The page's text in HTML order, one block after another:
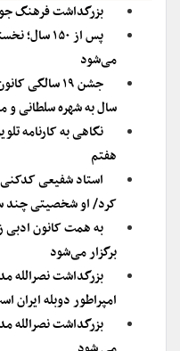
بزرگداشت فرهنگ
پس از ۱۵۰
می‌شود
جشن ۱۹
سال به شهره سلطانی و
نگاهی به کارنامه
هفتم
استاد شفیعی
کرد/ او شخصیتی
به همت کانون ادبی
برگزار می‌شود
بزرگداشت نصرالله
امپراطور دوبله ایران
بزرگداشت نصرالله